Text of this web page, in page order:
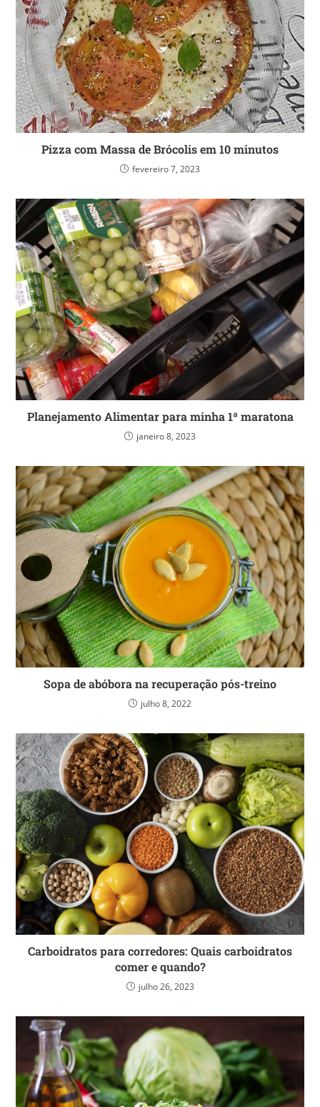
Pizza com Massa de Brócolis em 10 minutos
fevereiro 7, 2023
Planejamento Alimentar para minha 1ª maratona
janeiro 8, 2023
Sopa de abóbora na recuperação pós-treino
julho 8, 2022
Carboidratos para corredores: Quais carboidratos
comer e quando?
julho 26, 2023